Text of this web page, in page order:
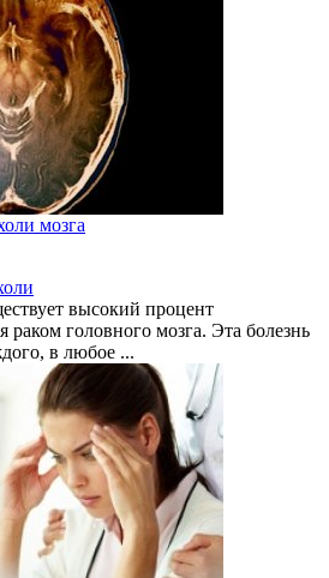
мозга
высокий процент
раком головного мозга. Эта болезнь
в любое ...